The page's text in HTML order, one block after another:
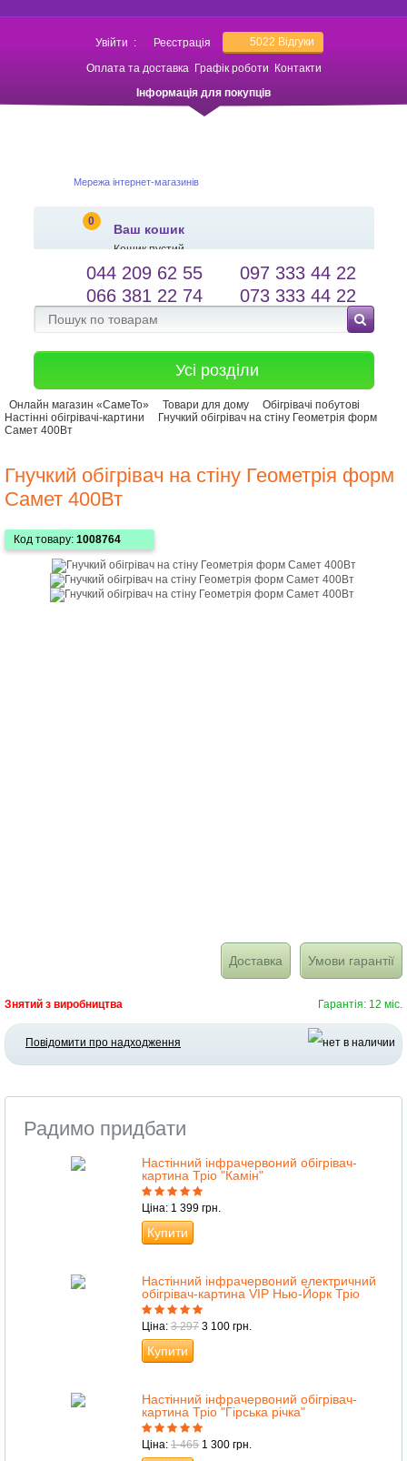
Увійти : Реєстрація 5022 Відгуки
Оплата та доставка Графік роботи
Контакти
Інформація для покупців
Мережа інтернет-магазинів
0
Ваш кошик
Кошик пустий
salessameto@gmail.com
Зворотній зв'язок
Мова сайту
044 209 62 55
097 333 44 22
066 381 22 74
073 333 44 22
Усі розділи
Онлайн магазин «СамеТо» Товари для дому
Обігрівачі побутові
Настінні обігрівачі-картини
Гнучкий обігрівач на стіну Геометрія форм
Самет 400Вт
Гнучкий обігрівач на стіну Геометрія форм
Самет 400Вт
Код товару: 1008764
Доставка Умови гарантії
Знятий з виробництва Гарантія: 12 міс.
Повідомити про надходження
Радимо придбати
Настінний інфрачервоний обігрівач-
картина Тріо "Камін"
Ціна: 1 399 грн.
Купити
Настінний інфрачервоний електричний
обігрівач-картина VIP Нью-Йорк Тріо
Ціна: 3 297 3 100 грн.
Купити
Настінний інфрачервоний обігрівач-
картина Тріо "Гірська річка"
Ціна: 1 465 1 300 грн.